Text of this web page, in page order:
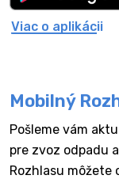
Viac o aplikácii
Mobilný
Pošleme vám
pre zvoz odpadu
Rozhlasu môžete